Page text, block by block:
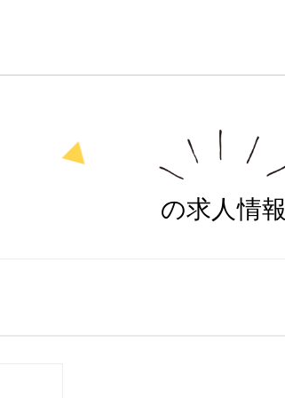
の求人情報